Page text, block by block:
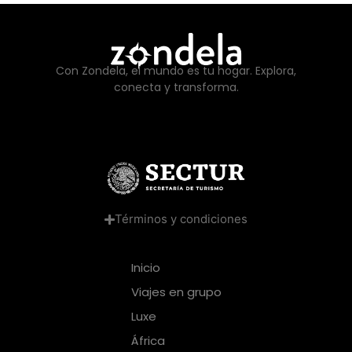
Con Zondela, el mundo es tu hogar. Explora,
conecta y transforma.
Términos y condiciones
Inicio
Viajes en grupo
África